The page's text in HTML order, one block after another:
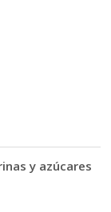
y azúcares